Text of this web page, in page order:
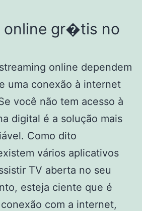
online gr�tis no
online dependem
uma conexão à internet
você não tem acesso à
digital é a solução mais
Como dito
vários aplicativos
TV aberta no seu
esteja ciente que é
com a internet,